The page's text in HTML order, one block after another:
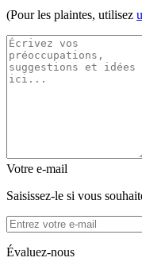
(Pour les plaintes, utilisez
Votre e-mail
Saisissez-le si vous
Évaluez-nous